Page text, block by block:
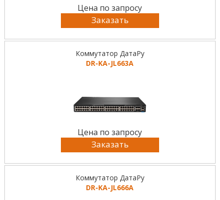
Цена по запросу
Заказать
Коммутатор ДатаРу
DR-KА-JL663A
Цена по запросу
Заказать
Коммутатор ДатаРу
DR-KА-JL666A